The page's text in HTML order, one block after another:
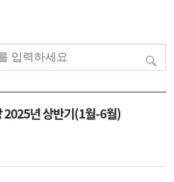
2025년 상반기(1월-6월)